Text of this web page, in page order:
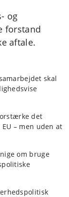
og
forstand
aftale.
skal
det
– men uden at
om bruge